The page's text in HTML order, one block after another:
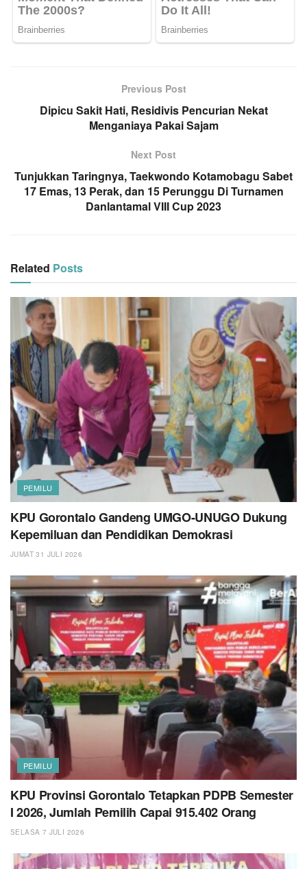
Previous Post
Dipicu Sakit Hati, Residivis Pencurian Nekat
Menganiaya Pakai Sajam
Next Post
Tunjukkan Taringnya, Taekwondo Kotamobagu Sabet
17 Emas, 13 Perak, dan 15 Perunggu Di Turnamen
Danlantamal VIII Cup 2023
Related Posts
PEMILU
KPU Gorontalo Gandeng UMGO-UNUGO Dukung
Kepemiluan dan Pendidikan Demokrasi
JUMAT 31 JULI 2026
PEMILU
KPU Provinsi Gorontalo Tetapkan PDPB Semester
I 2026, Jumlah Pemilih Capai 915.402 Orang
SELASA 7 JULI 2026